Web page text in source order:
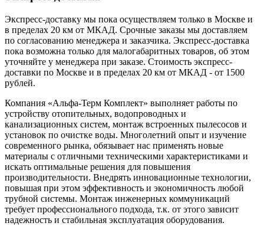
Экспресс-доставку мы пока осуществляем только в Москве и
в пределах 20 км от МКАД. Срочные заказы мы доставляем
по согласованию менеджера и заказчика. Экспресс-доставка
пока возможна только для малогабаритных товаров, об этом
уточняйте у менеджера при заказе. Стоимость экспресс-
доставки по Москве и в пределах 20 км от МКАД - от 1500
рублей.
Компания «Альфа-Терм Комплект» выполняет работы по
устройству отопительных, водопроводных и
канализационных систем, монтаж встроенных пылесосов и
установок по очистке воды. Многолетний опыт и изучение
современного рынка, обязывает нас применять новые
материалы с отличными техническими характеристиками и
искать оптимальные решения для повышения
производительности. Внедрять инновационные технологии,
повышая при этом эффективность и экономичность любой
трубной системы. Монтаж инженерных коммуникаций
требует профессионального подхода, т.к. от этого зависит
надежность и стабильная эксплуатация оборудования.